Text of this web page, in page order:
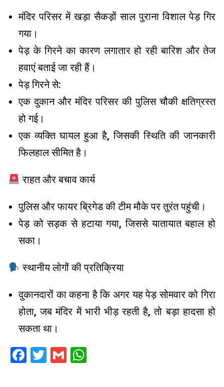
मंदिर परिसर में खड़ा सैकड़ों साल पुराना विशाल पेड़ गिर
गया।
पेड़ के गिरने का कारण लगातार हो रही बारिश और तेज
हवाएं बताई जा रही हैं।
पेड़ गिरने से:
एक दुकान और मंदिर परिसर की पुलिस चौकी क्षतिग्रस्त
हो गई।
एक व्यक्ति घायल हुआ है, जिसकी स्थिति की जानकारी
फिलहाल सीमित है।
राहत और बचाव कार्य
पुलिस और फायर ब्रिगेड की टीम मौके पर तुरंत पहुंची।
पेड़ को सड़क से हटाया गया, जिससे यातायात बहाल हो
सका।
स्थानीय लोगों की प्रतिक्रिया
दुकानदारों का कहना है कि अगर यह पेड़ सोमवार को गिरा
होता, जब मंदिर में भारी भीड़ रहती है, तो बड़ा हादसा हो
सकता था।
Facebook
Twitter
Gmail